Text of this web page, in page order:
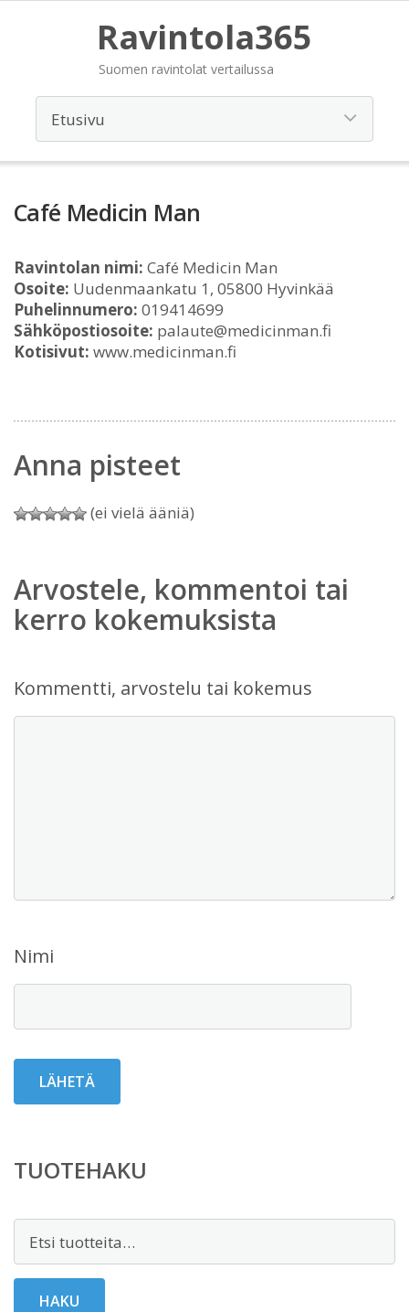
Ravintola365
Suomen ravintolat vertailussa
Café Medicin Man
Ravintolan nimi: Café Medicin Man
Osoite: Uudenmaankatu 1, 05800 Hyvinkää
Puhelinnumero: 019414699
Sähköpostiosoite: palaute@medicinman.fi
Kotisivut: www.medicinman.fi
Anna pisteet
(ei vielä ääniä)
Arvostele, kommentoi tai
kerro kokemuksista
Kommentti, arvostelu tai kokemus
Nimi
TUOTEHAKU
HAKU